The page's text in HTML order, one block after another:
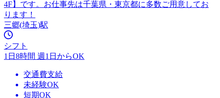
4F】です。お仕事先は千葉県・東京都に多数ご用意してお
ります！
三郷(埼玉)駅
シフト
1日8時間 週1日からOK
交通費支給
未経験OK
短期OK